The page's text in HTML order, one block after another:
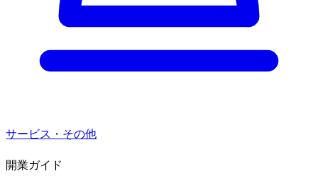
サービス・その他
開業ガイド